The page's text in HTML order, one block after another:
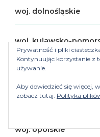
woj. dolnośląskie
woj. kujawsko-
woj. lubelskie
woj. małopolskie
woj. opolskie
Prywatność i pliki
Kontynuując korzystanie z
używanie.
Aby dowiedzieć się więcej,
zobacz tutaj: Polityka